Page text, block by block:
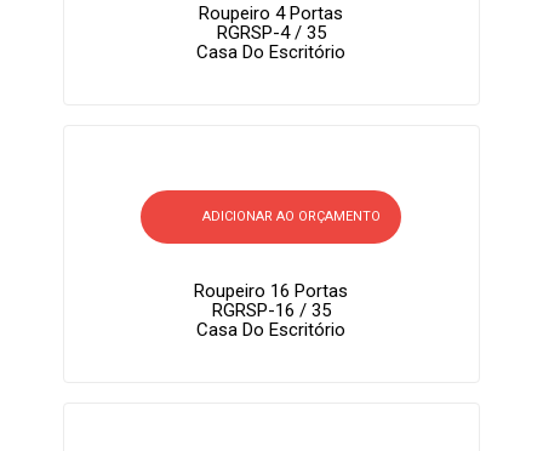
Roupeiro 4 Portas
RGRSP-4 / 35
Casa Do Escritório
ADICIONAR AO ORÇAMENTO
Roupeiro 16 Portas
RGRSP-16 / 35
Casa Do Escritório